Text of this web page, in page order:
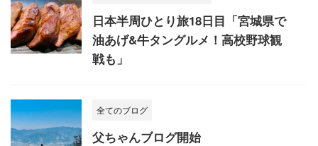
日本半周ひとり旅18日目「宮城県で
油あげ&牛タングルメ！高校野球観
戦も」
全てのブログ
父ちゃんブログ開始